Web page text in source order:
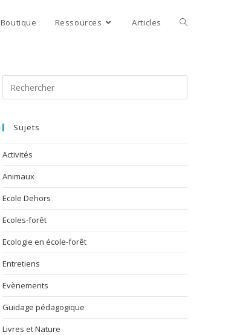
Boutique Ressources Articles
Sujets
Activités
Animaux
Ecole Dehors
Ecoles-forêt
Ecologie en école-forêt
Entretiens
Evènements
Guidage pédagogique
Livres et Nature